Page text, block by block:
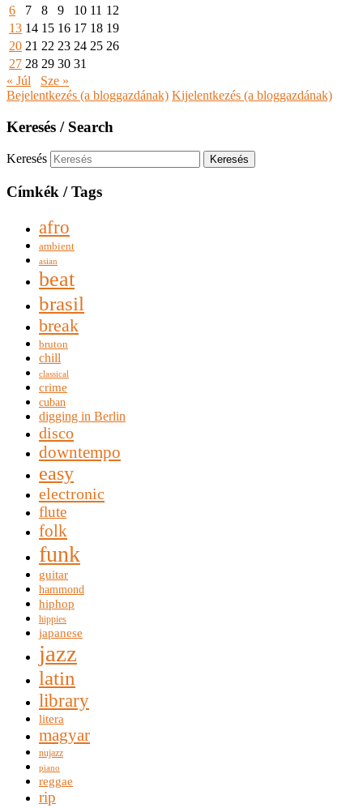
6
7 8 9 10 11 12
13 14 15 16 17 18 19
20 21 22 23 24 25 26
27 28 29 30 31
« Júl
Sze »
Bejelentkezés (a bloggazdának) Kijelentkezés (a bloggazdának)
Keresés / Search
Keresés
Címkék / Tags
afro
ambient
asian
beat
brasil
break
bruton
chill
classical
crime
cuban
digging in Berlin
disco
downtempo
easy
electronic
flute
folk
funk
guitar
hammond
hiphop
hippies
japanese
jazz
latin
library
litera
magyar
nujazz
piano
reggae
rip